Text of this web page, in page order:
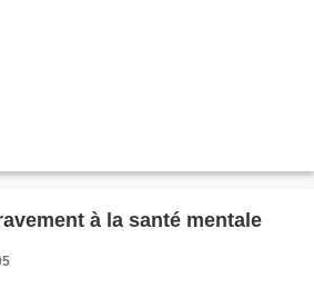
à la santé mentale